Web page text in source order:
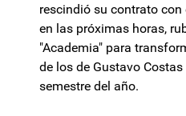
rescindió su contrato con
en las próximas horas,
"Academia" para
de los de Gustavo
semestre del año.